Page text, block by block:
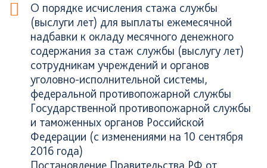
О порядке исчисления стажа службы
(выслуги лет) для выплаты ежемесячной
надбавки к окладу месячного денежного
содержания за стаж службы (выслугу лет)
сотрудникам учреждений и органов
уголовно-исполнительной системы,
федеральной противопожарной службы
Государственной противопожарной службы
и таможенных органов Российской
Федерации (с изменениями на 10 сентября
2016 года)
Постановление Правительства РФ от